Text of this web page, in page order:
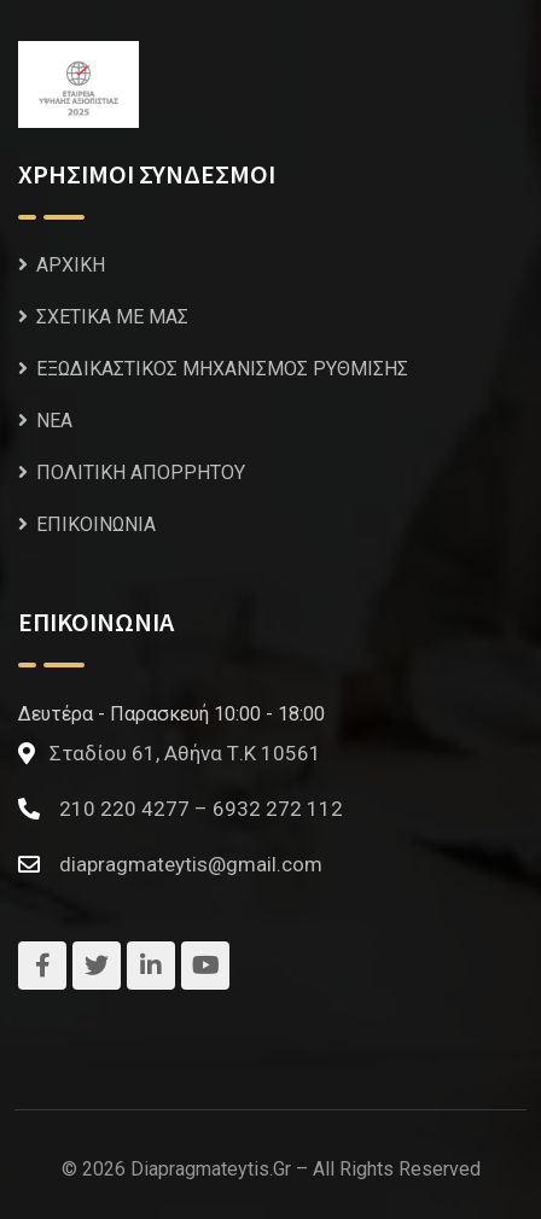
ΧΡΗΣΙΜΟΙ ΣΥΝΔΕΣΜΟΙ
ΑΡΧΙΚΗ
ΣΧΕΤΙΚΑ ΜΕ ΜΑΣ
ΕΞΩΔΙΚΑΣΤΙΚΟΣ ΜΗΧΑΝΙΣΜΟΣ ΡΥΘΜΙΣΗΣ
NEA
ΠΟΛΙΤΙΚΗ ΑΠΟΡΡΗΤΟΥ
ΕΠΙΚΟΙΝΩΝΙΑ
ΕΠΙΚΟΙΝΩΝΙΑ
Δευτέρα - Παρασκευή 10:00 - 18:00
Σταδίου 61, Αθήνα Τ.Κ 10561
210 220 4277 – 6932 272 112
diapragmateytis@gmail.com
© 2026 Diapragmateytis.gr – All Rights Reserved